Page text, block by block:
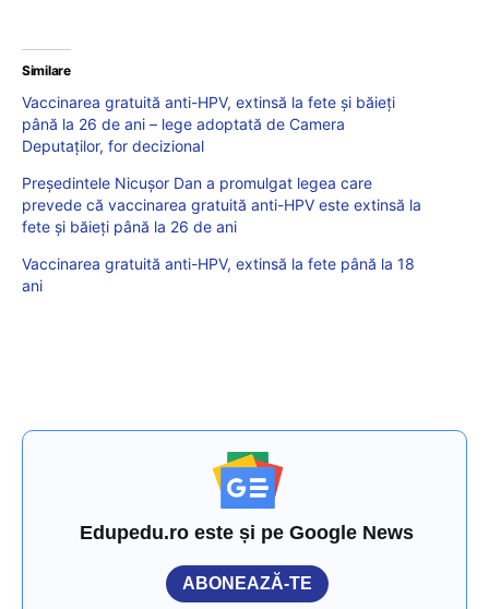
Similare
Vaccinarea gratuită anti-HPV, extinsă la fete și băieți
până la 26 de ani – lege adoptată de Camera
Deputaților, for decizional
Preşedintele Nicuşor Dan a promulgat legea care
prevede că vaccinarea gratuită anti-HPV este extinsă la
fete şi băieţi până la 26 de ani
Vaccinarea gratuită anti-HPV, extinsă la fete până la 18
ani
Edupedu.ro este și pe Google News
ABONEAZĂ-TE